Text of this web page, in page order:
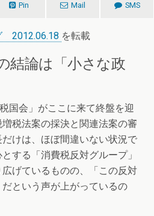
Pin Mail SMS
2012.06.18 を転載
結論は「小さな政
国会」がここに来て終盤を迎
税法案の採決と関連法案の審
けは、ほぼ間違いない状況で
する「消費税反対グループ」
げているものの、「この反対
という声が上がっているの